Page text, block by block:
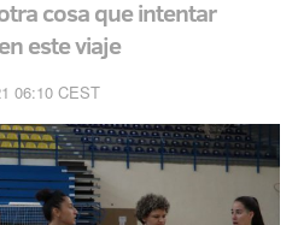
cosa que intentar
este viaje
06:10 CEST